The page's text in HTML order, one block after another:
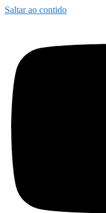
Saltar ao contido